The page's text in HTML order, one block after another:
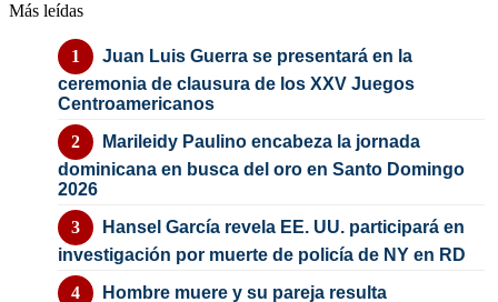
Más leídas
Juan Luis Guerra se presentará en la
ceremonia de clausura de los XXV Juegos
Centroamericanos
Marileidy Paulino encabeza la jornada
dominicana en busca del oro en Santo Domingo
2026
Hansel García revela EE. UU. participará en
investigación por muerte de policía de NY en RD
Hombre muere y su pareja resulta